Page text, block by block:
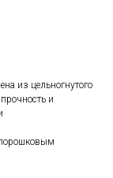
из цельногнутого
и